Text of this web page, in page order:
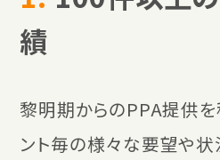
績
黎明期からのPPA提供を
ント毎の様々な要望や